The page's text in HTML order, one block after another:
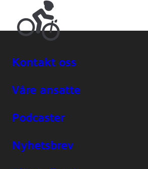
Kontakt oss
Våre ansatte
Podcaster
Nyhetsbrev